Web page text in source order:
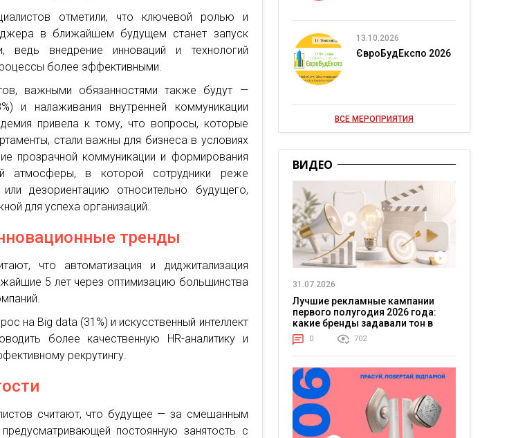
отметили, что ключевой ролью и
в ближайшем будущем станет запуск
ведь внедрение инноваций и технологий
более эффективными.
важными обязанностями также будут —
и налаживания внутренней коммуникации
привела к тому, что вопросы, которые
стали важны для бизнеса в условиях
прозрачной коммуникации и формирования
атмосферы, в которой сотрудники реже
дезориентацию относительно будущего,
для успеха организаций.
тренды
что автоматизация и диджитализация
5 лет через оптимизацию большинства
на Big data (31%) и искусственный интеллект
более качественную HR-аналитику и
рекрутингу.
считают, что будущее — за смешанным
постоянную занятость с
13.10.2026
ЄвроБудЕкспо 2026
ВСЕ МЕРОПРИЯТИЯ
ВИДЕО
31.07.2026
Лучшие рекламные кампании
первого полугодия 2026 года:
какие бренды задавали тон в
отрасли
0 702